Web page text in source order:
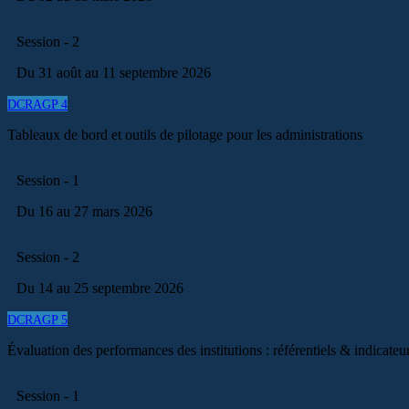
Session - 2
Du 31 août au 11 septembre 2026
DCRAGP 4
Tableaux de bord et outils de pilotage pour les administrations
Session - 1
Du 16 au 27 mars 2026
Session - 2
Du 14 au 25 septembre 2026
DCRAGP 5
Évaluation des performances des institutions : référentiels &
Session - 1